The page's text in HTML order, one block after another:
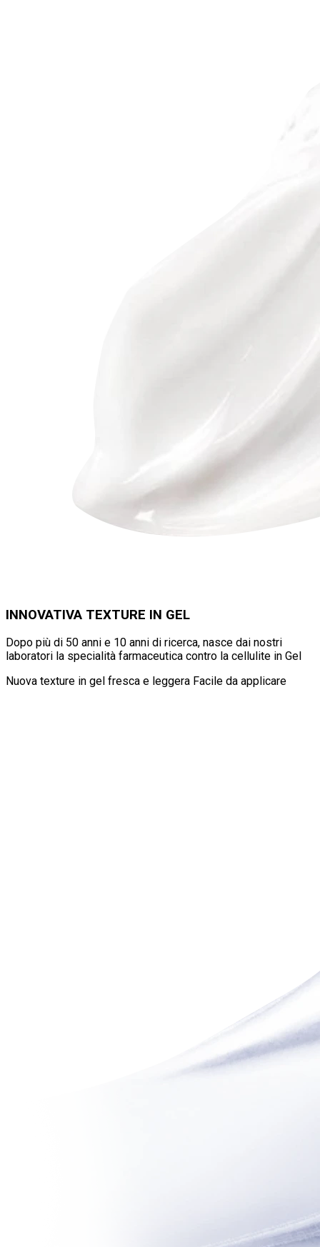
INNOVATIVA TEXTURE IN GEL
Dopo più di 50 anni e 10 anni di ricerca, nasce dai nostri
laboratori la specialità farmaceutica contro la cellulite in Gel
Nuova texture in gel fresca e leggera Facile da applicare